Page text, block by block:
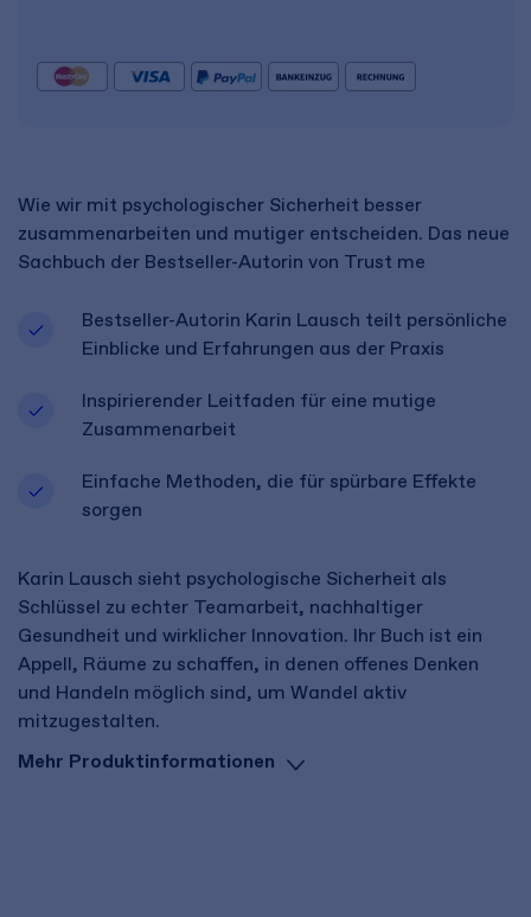
Wie wir mit psychologischer Sicherheit besser
zusammenarbeiten und mutiger entscheiden. Das neue
Sachbuch der Bestseller-Autorin von Trust me
Bestseller-Autorin Karin Lausch teilt persönliche
Einblicke und Erfahrungen aus der Praxis
Inspirierender Leitfaden für eine mutige
Zusammenarbeit
Einfache Methoden, die für spürbare Effekte
sorgen
Karin Lausch sieht psychologische Sicherheit als
Schlüssel zu echter Teamarbeit, nachhaltiger
Gesundheit und wirklicher Innovation. Ihr Buch ist ein
Appell, Räume zu schaffen, in denen offenes Denken
und Handeln möglich sind, um Wandel aktiv
mitzugestalten.
Mehr Produktinformationen